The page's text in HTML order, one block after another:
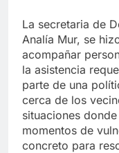
La secretaria de
Analía Mur, se
acompañar
la asistencia
parte de una
cerca de los
situaciones
momentos de
concreto para